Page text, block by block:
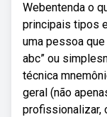
Webentenda o
principais tipos
uma pessoa
abc” ou
técnica
geral (não
profissionalizar,